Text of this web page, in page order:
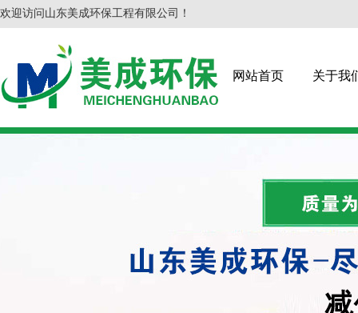
欢迎访问山东美成环保工程有限公司！
网站首页 关于我